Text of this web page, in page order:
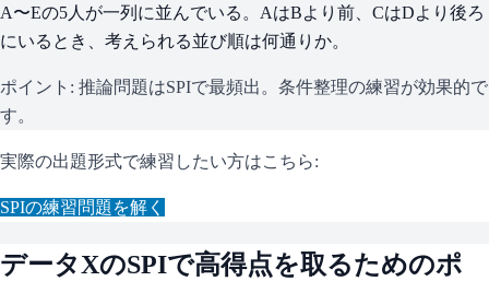
A〜Eの5人が一列に並んでいる。AはBより前、CはDより後ろ
にいるとき、考えられる並び順は何通りか。
ポイント: 推論問題はSPIで最頻出。条件整理の練習が効果的で
す。
実際の出題形式で練習したい方はこちら:
SPIの練習問題を解く
データXのSPIで高得点を取るためのポ